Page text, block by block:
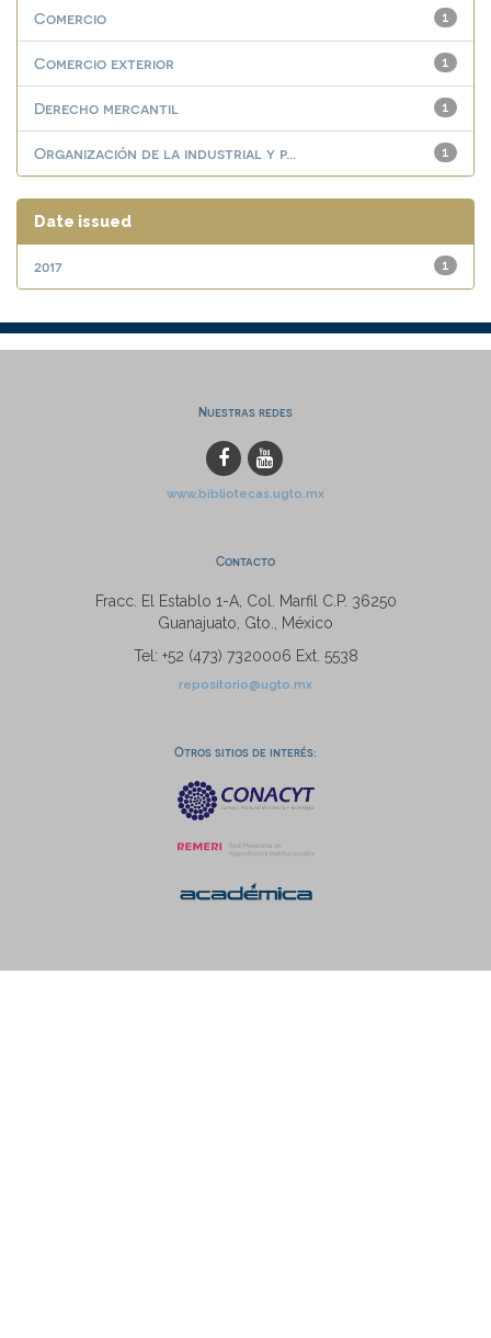
1
Comercio
1
Comercio exterior
1
Derecho mercantil
1
Organización de la industrial y p...
Date issued
1
2017
Nuestras redes
www.bibliotecas.ugto.mx
Contacto
Fracc. El Establo 1-A, Col. Marfil C.P. 36250
Guanajuato, Gto., México
Tel: +52 (473) 7320006 Ext. 5538
repositorio@ugto.mx
Otros sitios de interés: